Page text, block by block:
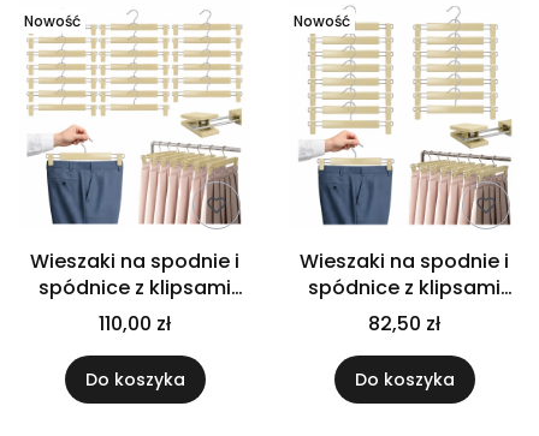
Nowość
Wieszaki na spodnie i
spódnice z klipsami
regulowane do
garderoby 20 sztuk
110,00 zł
Do koszyka
Nowość
Wieszaki na spodnie i
spódnice z klipsami
regulowane do
garderoby 15 sztuk
82,50 zł
Do koszyka